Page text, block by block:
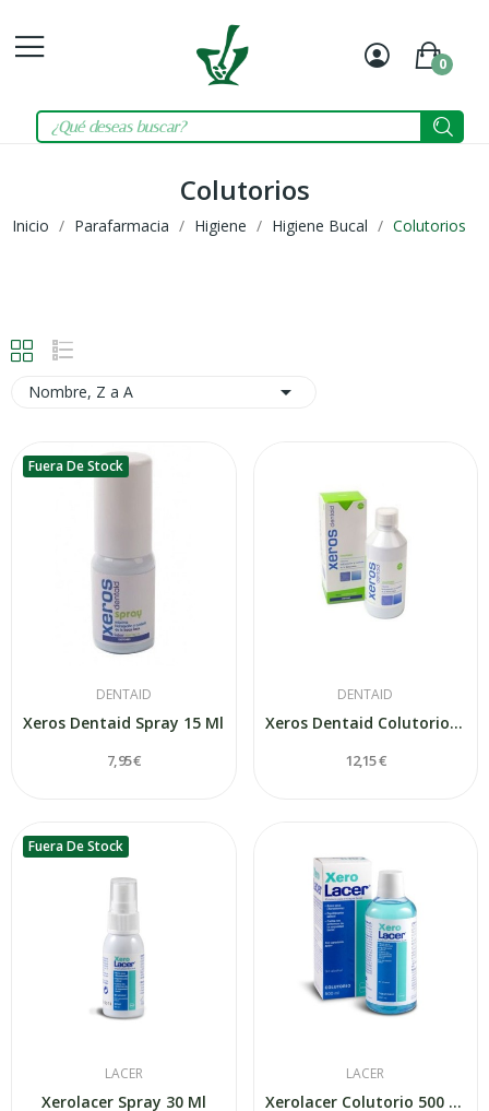
Mi
0
Colutorios
Inicio Parafarmacia Higiene Higiene Bucal Colutorios
Nombre, Z a A 
Fuera De Stock
DENTAID
Xeros Dentaid Spray 15 Ml
7,95 €
DENTAID
Xeros Dentaid Colutorio 500 Ml
12,15 €
Fuera De Stock
LACER
Xerolacer Spray 30 Ml
LACER
Xerolacer Colutorio 500 Ml